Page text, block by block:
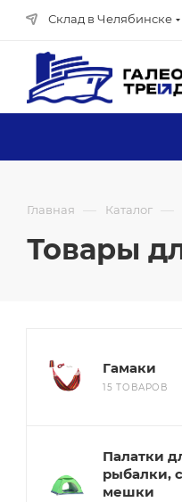
Склад в Челябинске
Главная — Каталог —
Товары
Гамаки
15 ТОВАРОВ
Палатки
рыбалки,
мешки